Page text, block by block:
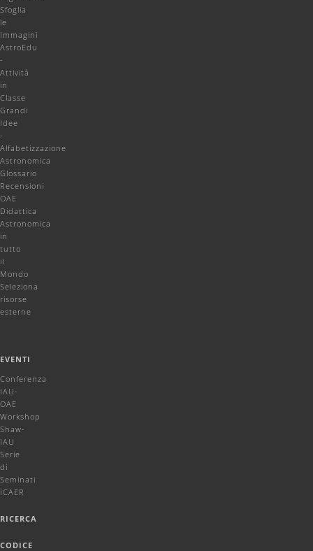
Sfoglia
le
Immagini
AstroEdu
-
Attività
in
Classe
Grandi
Idee
-
Alfabetizzazione
Astronomica
Glossario
Recensioni
OAE
Didattica
Astronomica
in
tutto
il
Mondo
Seleziona
risorse
esterne
EVENTI
Conferenza
IAU-
OAE
Workshop
Shaw-
IAU
Serie
di
Seminati
ICAER
RICERCA
CODICE